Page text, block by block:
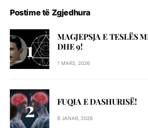
Postime të Zgjedhura
MAGJEPSJA E TESLËS
DHE 9!
1 MARS, 2026
FUQIA E DASHURISË!
8 JANAR, 2026